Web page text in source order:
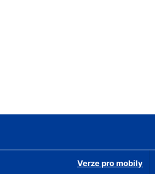
Verze pro mobily